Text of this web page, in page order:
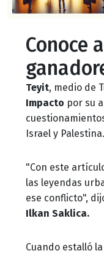
Conoce
Teyit, medio de
Impacto por su
Israel y Palestina.
"Con este
las leyendas
ese conflicto",
Ilkan Saklica.
Cuando estalló la